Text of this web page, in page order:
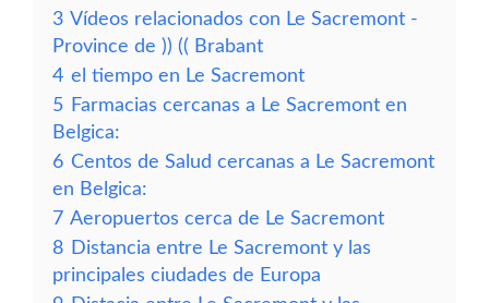
3 Vídeos relacionados con Le Sacremont -
Province de )) (( Brabant
4 el tiempo en Le Sacremont
5 Farmacias cercanas a Le Sacremont en
Belgica:
6 Centos de Salud cercanas a Le Sacremont
en Belgica:
7 Aeropuertos cerca de Le Sacremont
8 Distancia entre Le Sacremont y las
principales ciudades de Europa